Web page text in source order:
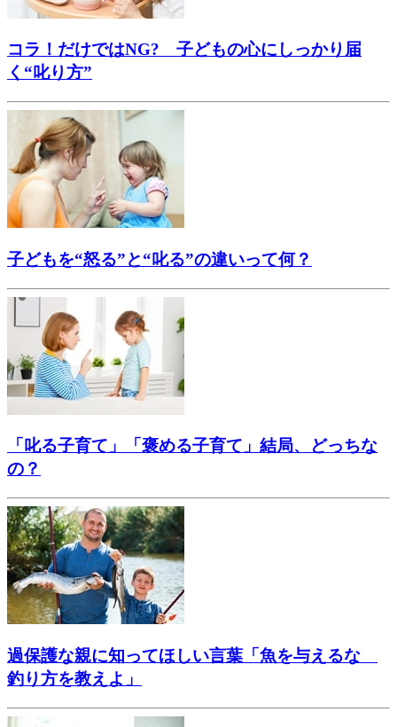
コラ！だけではNG? 子どもの心にしっかり届
く“叱り方”
子どもを“怒る”と“叱る”の違いって何？
「叱る子育て」「褒める子育て」結局、どっちな
の？
過保護な親に知ってほしい言葉「魚を与えるな
釣り方を教えよ」